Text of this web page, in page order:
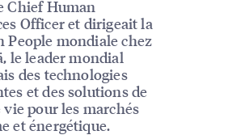
Chief Human
Officer et dirigeait la
People mondiale chez
le leader mondial
des technologies
et des solutions de
vie pour les marchés
et énergétique.